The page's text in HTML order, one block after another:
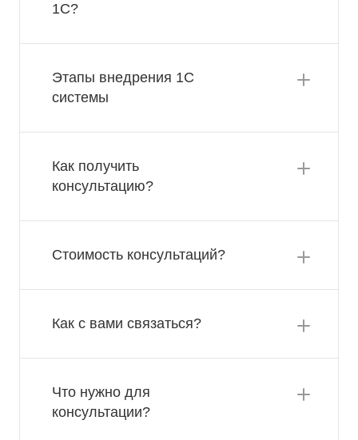
1С?
Этапы внедрения 1С
системы
Как получить
консультацию?
Стоимость консультаций?
Как с вами связаться?
Что нужно для
консультации?